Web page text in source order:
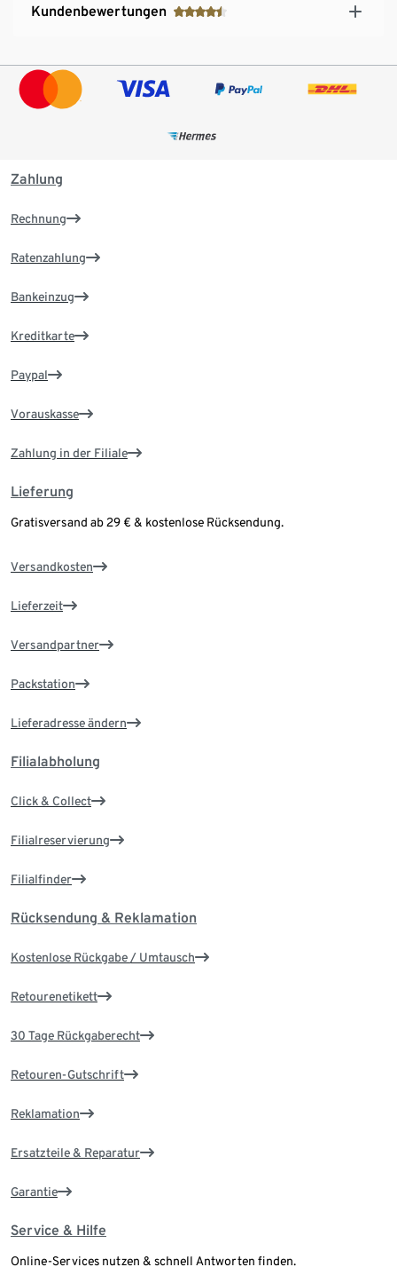
Kundenbewertungen
Zahlung
Rechnung
Ratenzahlung
Bankeinzug
Kreditkarte
Paypal
Vorauskasse
Zahlung in der Filiale
Lieferung
Gratisversand ab 29 € & kostenlose Rücksendung.
Versandkosten
Lieferzeit
Versandpartner
Packstation
Lieferadresse ändern
Filialabholung
Click & Collect
Filialreservierung
Filialfinder
Rücksendung & Reklamation
Kostenlose Rückgabe / Umtausch
Retourenetikett
30 Tage Rückgaberecht
Retouren-Gutschrift
Reklamation
Ersatzteile & Reparatur
Garantie
Service & Hilfe
Online-Services nutzen & schnell Antworten finden.